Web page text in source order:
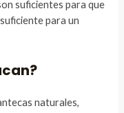
suficientes para que
para un
naturales,